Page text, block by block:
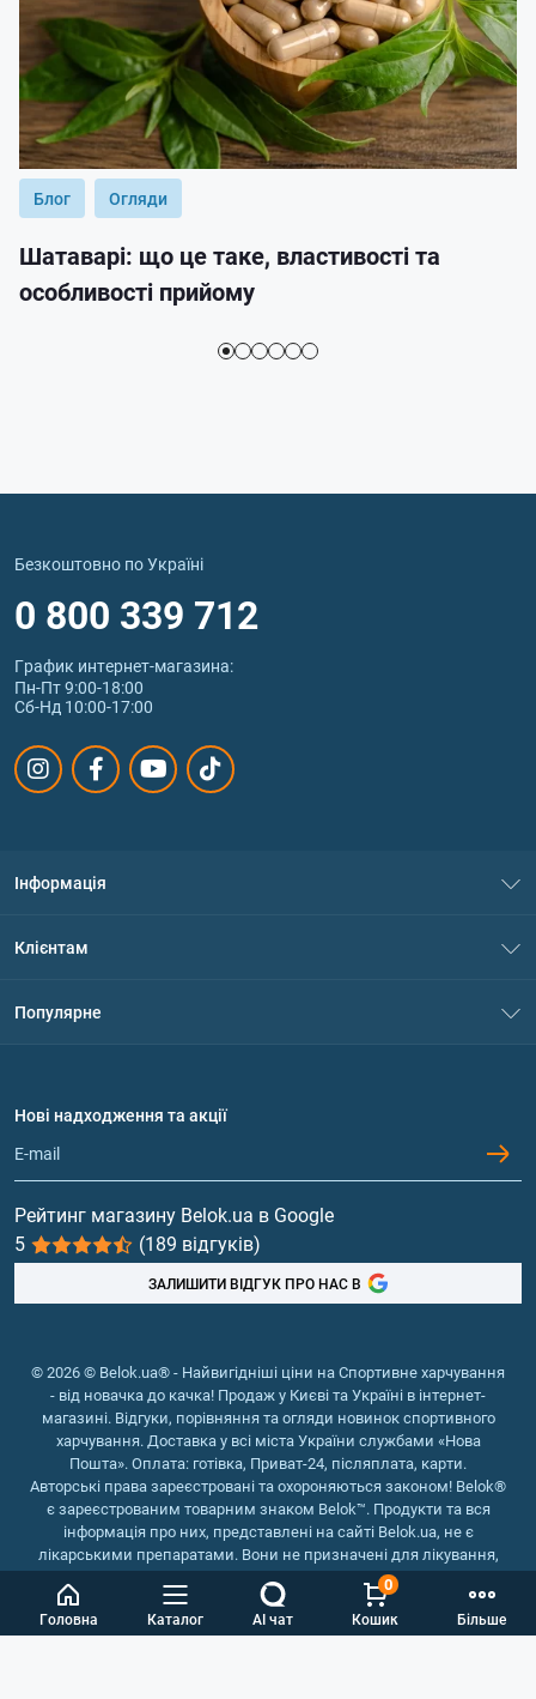
Головна Каталог AI чат Кошик
0
Більше
Блог Огляди
Шатаварі: що це таке, властивості та
особливості прийому
Безкоштовно по Україні
0 800 339 712
График интернет‑магазина:
Пн-Пт 9:00-18:00
Сб-Нд 10:00-17:00
Інформація
Політика конфіденційності
Обмін та повернення
Клієнтам
Популярне
Протеїн
Гейнери
Вітаміни та мінерали
Риб'ячий жир, жирні кислоти
Нові надходження та акції
Рейтинг магазину Belok.ua в Google
5
(189 відгуків)
ЗАЛИШИТИ ВІДГУК ПРО НАС В
© 2026 © Belok.ua® - Найвигідніші ціни на Спортивне харчування
- від новачка до качка! Продаж у Києві та Україні в інтернет-
магазині. Відгуки, порівняння та огляди новинок спортивного
харчування. Доставка у всі міста України службами «Нова
Пошта». Оплата: готівка, Приват-24, післяплата, карти.
Авторські права зареєстровані та охороняються законом! Belok®
є зареєстрованим товарним знаком Belok™. Продукти та вся
інформація про них, представлені на сайті Belok.ua, не є
лікарськими препаратами. Вони не призначені для лікування,
зняття симптомів та запобігання хворобам.
Інтернет магазин Belok.ua
Інтернет магазин спортивного
харчування